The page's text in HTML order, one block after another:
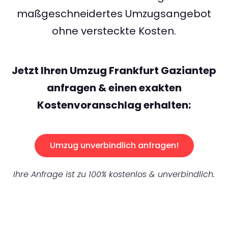
maßgeschneidertes Umzugsangebot
ohne versteckte Kosten.
Jetzt Ihren Umzug Frankfurt Gaziantep
anfragen & einen exakten
Kostenvoranschlag erhalten:
Umzug unverbindlich anfragen!
Ihre Anfrage ist zu 100% kostenlos & unverbindlich.